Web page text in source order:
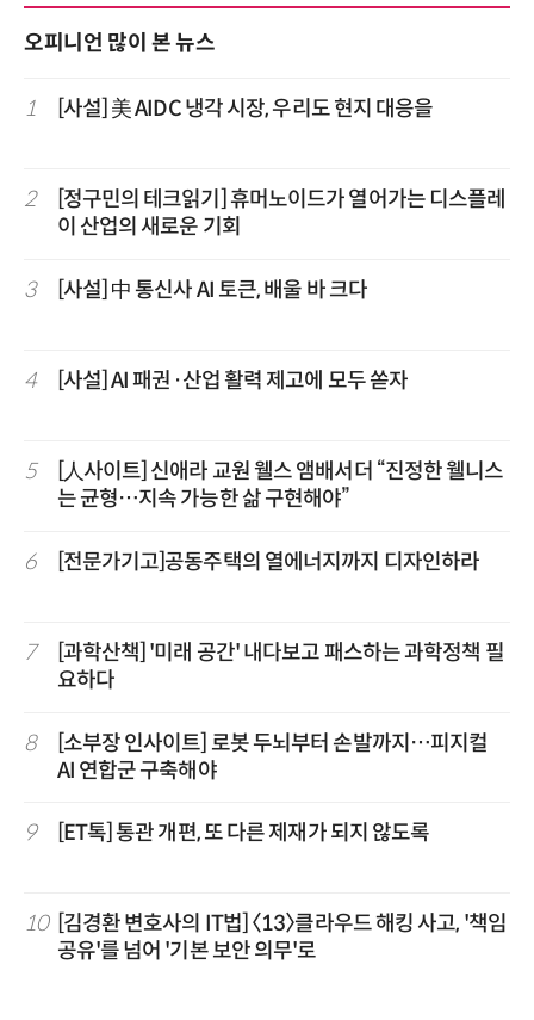
오피니언 많이 본 뉴스
1 [사설] 美 AIDC 냉각 시장, 우리도 현지 대응을
2
[정구민의 테크읽기] 휴머노이드가 열어가는 디스플레
이 산업의 새로운 기회
3 [사설] 中 통신사 AI 토큰, 배울 바 크다
4 [사설] AI 패권·산업 활력 제고에 모두 쏟자
5
[人사이트] 신애라 교원 웰스 앰배서더 “진정한 웰니스
는 균형…지속 가능한 삶 구현해야”
6 [전문가기고]공동주택의 열에너지까지 디자인하라
7
[과학산책] '미래 공간' 내다보고 패스하는 과학정책 필
요하다
8
[소부장 인사이트] 로봇 두뇌부터 손발까지…피지컬
AI 연합군 구축해야
9 [ET톡] 통관 개편, 또 다른 제재가 되지 않도록
10
[김경환 변호사의 IT법] 〈13〉클라우드 해킹 사고, '책임
공유'를 넘어 '기본 보안 의무'로